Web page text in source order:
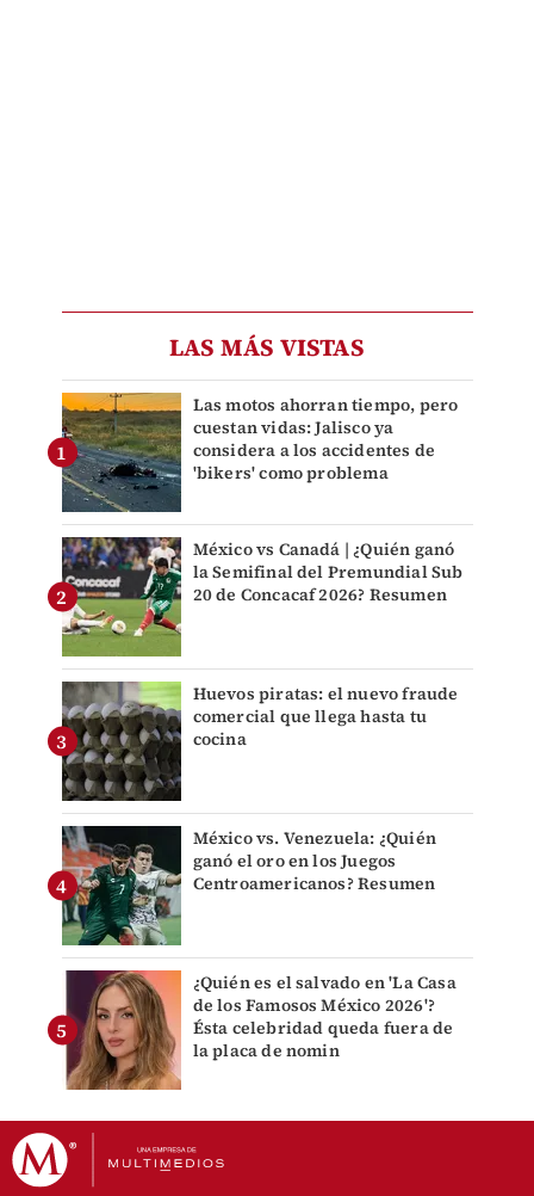
LAS MÁS VISTAS
Las motos ahorran tiempo, pero
cuestan vidas: Jalisco ya
considera a los accidentes de
'bikers' como problema
México vs Canadá | ¿Quién ganó
la Semifinal del Premundial Sub
20 de Concacaf 2026? Resumen
Huevos piratas: el nuevo fraude
comercial que llega hasta tu
cocina
México vs. Venezuela: ¿Quién
ganó el oro en los Juegos
Centroamericanos? Resumen
¿Quién es el salvado en 'La Casa
de los Famosos México 2026'?
Ésta celebridad queda fuera de
la placa de nomin